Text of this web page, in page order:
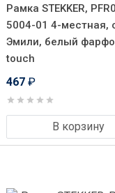
Рамка STEKKER,
5004-01 4-местная,
Эмили, белый
touch
467 ₽
В корзину